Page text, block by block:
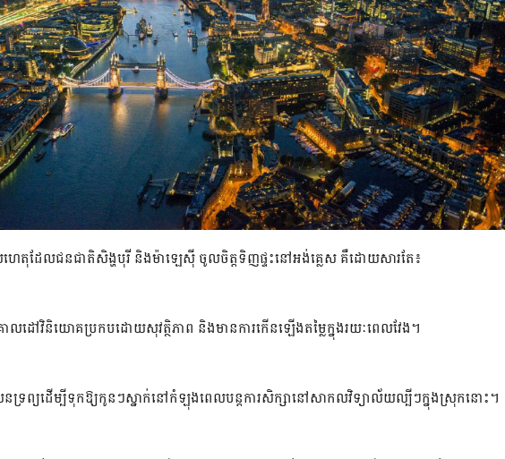
ហេតុដែលជនជាតិសិង្ហបុរី និងម៉ាឡេស៊ី ចូលចិត្តទិញផ្ទះនៅអង់គ្លេស គឺដោយសារតែ៖
លដៅវិនិយោគប្រកបដោយសុវត្ថិភាព និងមានការកើនឡើងតម្លៃក្នុងរយៈពេលវែង។
ទ្រព្យដើម្បីទុកឱ្យកូនៗស្នាក់នៅកំឡុងពេលបន្តការសិក្សានៅសាកលវិទ្យាល័យល្បីៗក្នុងស្រុកនោះ។